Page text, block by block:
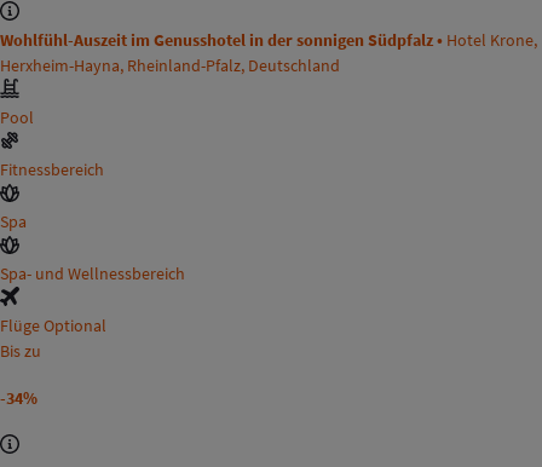
Wohlfühl-Auszeit im Genusshotel in der sonnigen Südpfalz • Hotel Krone,
Herxheim-Hayna, Rheinland-Pfalz, Deutschland
Pool
Fitnessbereich
Spa
Spa- und Wellnessbereich
Flüge Optional
Bis zu
-34%